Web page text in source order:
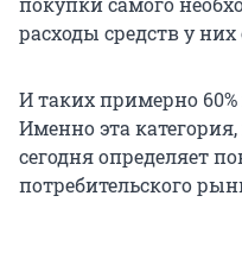
расходы средств у
И таких примерно
Именно эта
сегодня определяет
потребительского